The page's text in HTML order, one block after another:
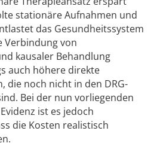
stationäre Aufnahmen und
das Gesundheitssystem
Verbindung von
kausaler Behandlung
auch höhere direkte
die noch nicht in den DRG-
Bei der nun vorliegenden
ist es jedoch
die Kosten realistisch